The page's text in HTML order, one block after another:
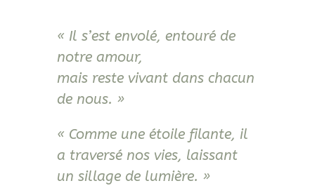
« Il s’est envolé, entouré de
notre amour,
mais reste vivant dans chacun
de nous. »
« Comme une étoile filante, il
a traversé nos vies, laissant
un sillage de lumière. »